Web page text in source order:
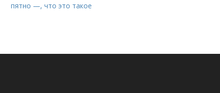
пятно —, что это такое